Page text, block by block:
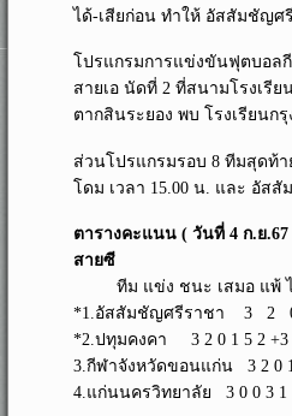
ได้-เสียก่อน ทำให้ อัสสัมชัญ
โปรแกรมการแข่งขันฟุตบอลกี
สายเอ นัดที่ 2 ที่สนามโรงเรี
ตากสินระยอง พบ โรงเรียนก
ส่วนโปรแกรมรอบ 8 ทีมสุดท้
โดม เวลา 15.00 น. และ อัส
ตารางคะแนน ( วันที่ 4 ก.ย.67
สายซี
ทีม แข่ง ชนะ เสมอ แพ้
*1.อัสสัมชัญศรีราชา 3
*2.ปทุมคงคา 3 2 0 1 5 2 +3
3.กีฬาจังหวัดขอนแก่น 3 2 0
4.แก่นนครวิทยาลัย 3 0 0 3 1